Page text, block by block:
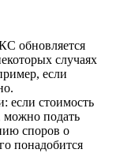
обновляется
случаях
если
если стоимость
можно подать
споров о
понадобится